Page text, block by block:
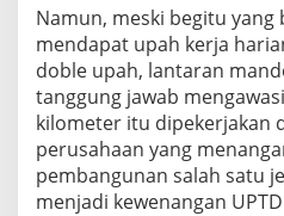
Namun, meski begitu
mendapat upah kerja
doble upah, lantaran
tanggung jawab
kilometer itu dipekerjakan
perusahaan yang
pembangunan salah satu
menjadi kewenangan UPTD